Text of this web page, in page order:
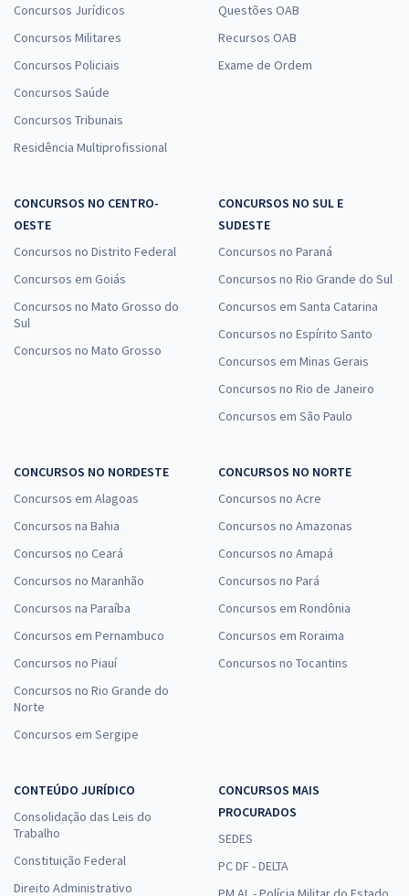
Concursos Jurídicos
Concursos Militares
Concursos Policiais
Concursos Saúde
Concursos Tribunais
Residência Multiprofissional
Questões OAB
Recursos OAB
Exame de Ordem
CONCURSOS NO CENTRO-
OESTE
Concursos no Distrito Federal
Concursos em Goiás
Concursos no Mato Grosso do
Sul
Concursos no Mato Grosso
CONCURSOS NO SUL E
SUDESTE
Concursos no Paraná
Concursos no Rio Grande do Sul
Concursos em Santa Catarina
Concursos no Espírito Santo
Concursos em Minas Gerais
Concursos no Rio de Janeiro
Concursos em São Paulo
CONCURSOS NO NORDESTE
Concursos em Alagoas
Concursos na Bahia
Concursos no Ceará
Concursos no Maranhão
Concursos na Paraíba
Concursos em Pernambuco
Concursos no Piauí
Concursos no Rio Grande do
Norte
Concursos em Sergipe
CONCURSOS NO NORTE
Concursos no Acre
Concursos no Amazonas
Concursos no Amapá
Concursos no Pará
Concursos em Rondônia
Concursos em Roraima
Concursos no Tocantins
CONTEÚDO JURÍDICO
Consolidação das Leis do
Trabalho
Constituição Federal
Direito Administrativo
CONCURSOS MAIS
PROCURADOS
SEDES
PC DF - DELTA